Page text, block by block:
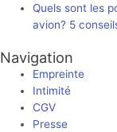
Quels sont les
avion? 5
Navigation
Empreinte
Intimité
CGV
Presse